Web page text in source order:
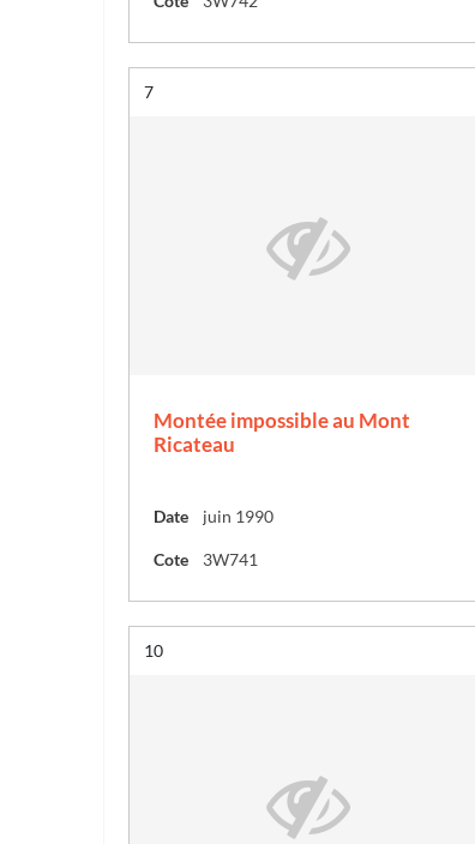
Résultat n°
7
Montée impossible au Mont
Ricateau
Date juin 1990
Cote 3W741
Résultat n°
10